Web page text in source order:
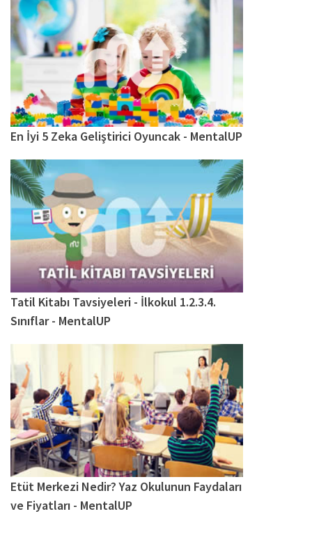
En İyi 5 Zeka Geliştirici Oyuncak - MentalUP
Tatil Kitabı Tavsiyeleri - İlkokul 1.2.3.4.
Sınıflar - MentalUP
Etüt Merkezi Nedir? Yaz Okulunun Faydaları
ve Fiyatları - MentalUP